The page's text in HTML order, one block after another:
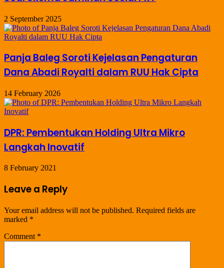
2 September 2025
Panja Baleg Soroti Kejelasan Pengaturan
Dana Abadi Royalti dalam RUU Hak Cipta
14 February 2026
DPR: Pembentukan Holding Ultra Mikro
Langkah Inovatif
8 February 2021
Leave a Reply
Your email address will not be published. Required fields are
marked *
Comment *